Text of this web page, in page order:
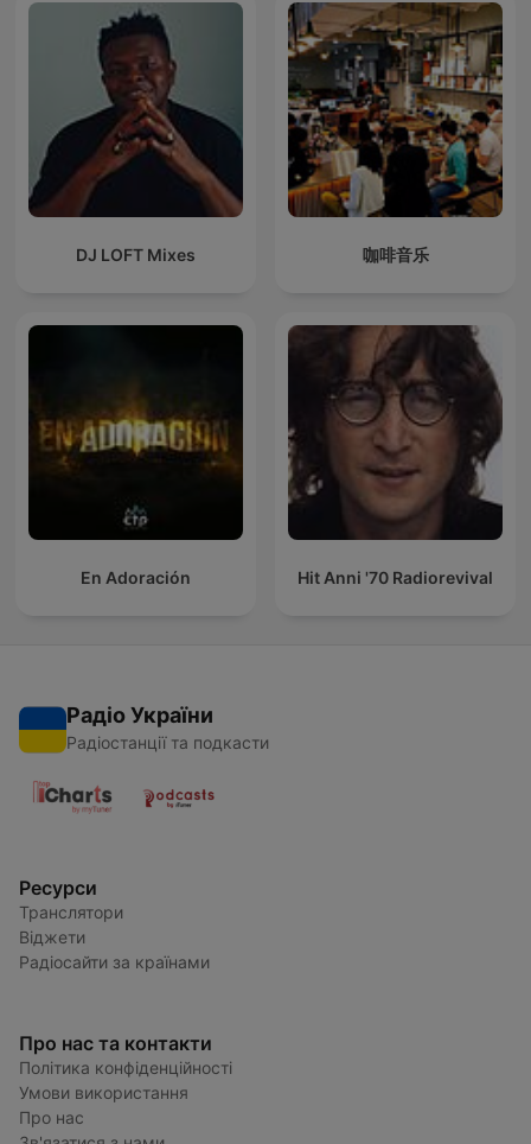
DJ LOFT Mixes 咖啡音乐
En Adoración Hit Anni '70 Radiorevival
Радіо України
Радіостанції та подкасти
Ресурси
Транслятори
Віджети
Радіосайти за країнами
Про нас та контакти
Політика конфіденційності
Умови використання
Про нас